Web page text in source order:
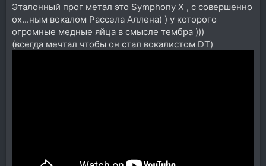
Эталонный прог метал это Symphony X , с совершенно
ох...ным вокалом Рассела Аллена) ) у которого
огромные медные яйца в смысле тембра )))
(всегда мечтал чтобы он стал вокалистом DT)